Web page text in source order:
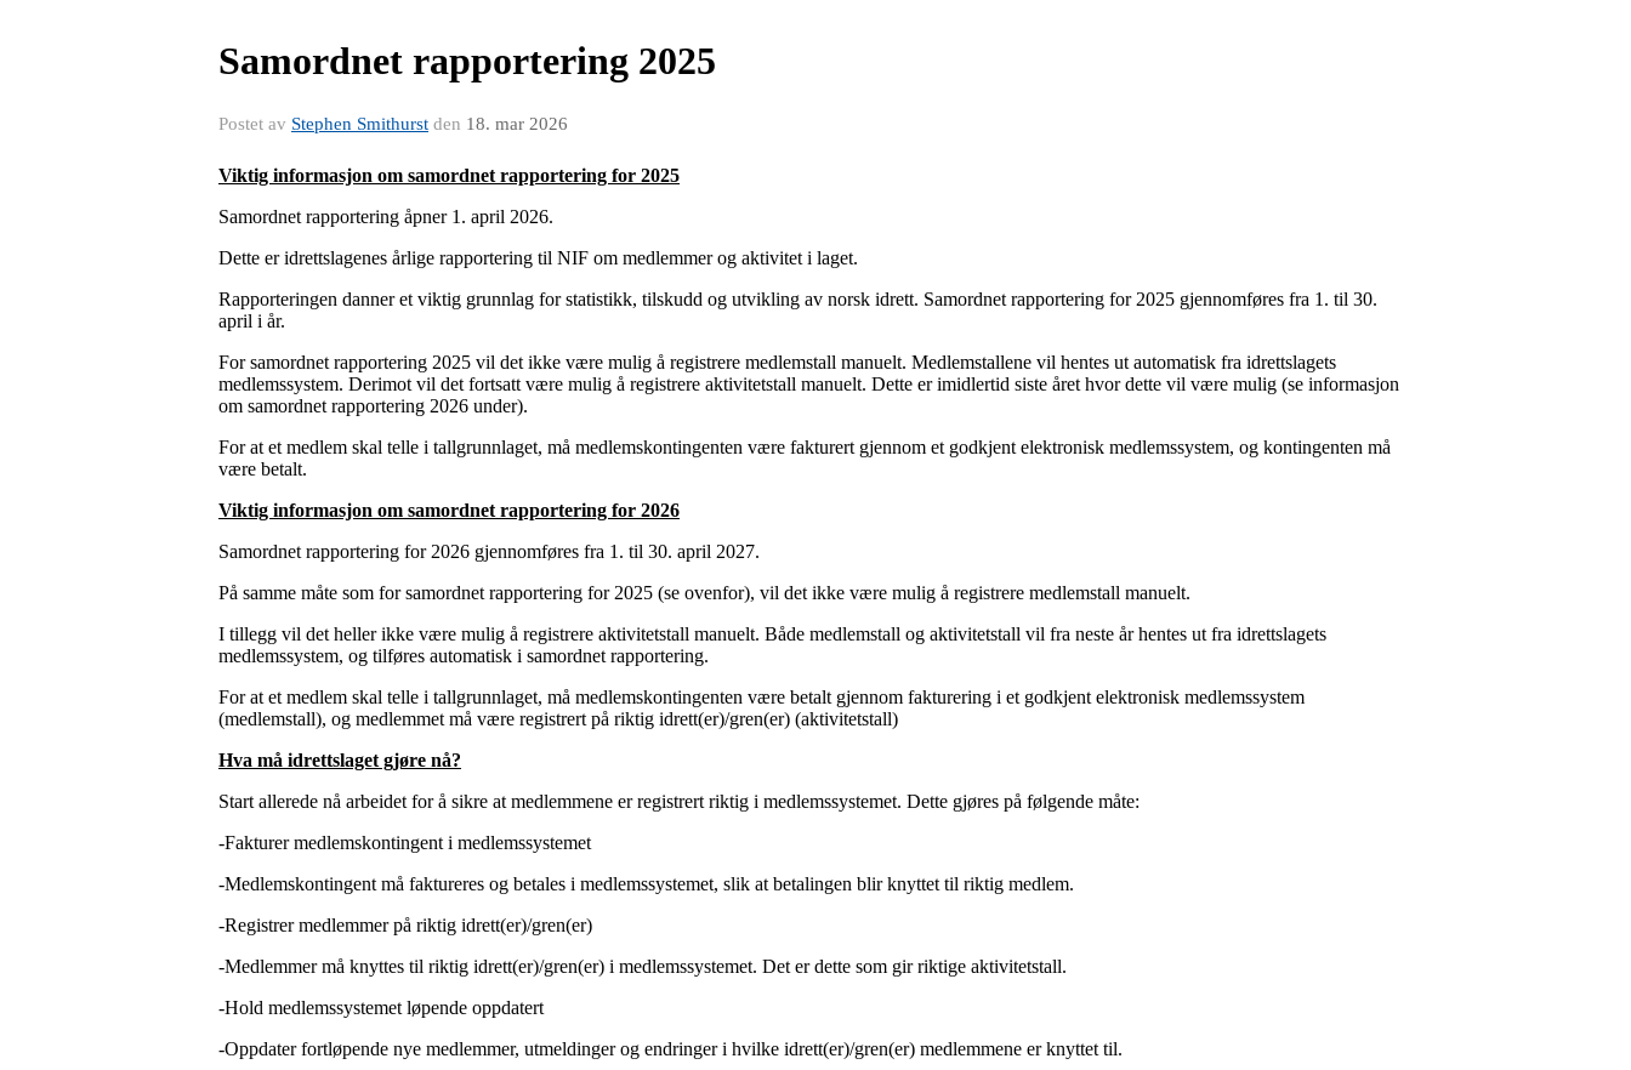
Samordnet rapportering 2025
Postet av Stephen Smithurst den 18. mar 2026
Viktig informasjon om samordnet rapportering for 2025
Samordnet rapportering åpner 1. april 2026.
Dette er idrettslagenes årlige rapportering til NIF om medlemmer og aktivitet i laget.
Rapporteringen danner et viktig grunnlag for statistikk, tilskudd og utvikling av norsk idrett. Samordnet rapportering for 2025 gjennomføres fra 1. til 30.
april i år.
For samordnet rapportering 2025 vil det ikke være mulig å registrere medlemstall manuelt. Medlemstallene vil hentes ut automatisk fra idrettslagets
medlemssystem. Derimot vil det fortsatt være mulig å registrere aktivitetstall manuelt. Dette er imidlertid siste året hvor dette vil være mulig (se informasjon
om samordnet rapportering 2026 under).
For at et medlem skal telle i tallgrunnlaget, må medlemskontingenten være fakturert gjennom et godkjent elektronisk medlemssystem, og kontingenten må
være betalt.
Viktig informasjon om samordnet rapportering for 2026
Samordnet rapportering for 2026 gjennomføres fra 1. til 30. april 2027.
På samme måte som for samordnet rapportering for 2025 (se ovenfor), vil det ikke være mulig å registrere medlemstall manuelt.
I tillegg vil det heller ikke være mulig å registrere aktivitetstall manuelt. Både medlemstall og aktivitetstall vil fra neste år hentes ut fra idrettslagets
medlemssystem, og tilføres automatisk i samordnet rapportering.
For at et medlem skal telle i tallgrunnlaget, må medlemskontingenten være betalt gjennom fakturering i et godkjent elektronisk medlemssystem
(medlemstall), og medlemmet må være registrert på riktig idrett(er)/gren(er) (aktivitetstall)
Hva må idrettslaget gjøre nå?
Start allerede nå arbeidet for å sikre at medlemmene er registrert riktig i medlemssystemet. Dette gjøres på følgende måte:
-Fakturer medlemskontingent i medlemssystemet
-Medlemskontingent må faktureres og betales i medlemssystemet, slik at betalingen blir knyttet til riktig medlem.
-Registrer medlemmer på riktig idrett(er)/gren(er)
-Medlemmer må knyttes til riktig idrett(er)/gren(er) i medlemssystemet. Det er dette som gir riktige aktivitetstall.
-Hold medlemssystemet løpende oppdatert
-Oppdater fortløpende nye medlemmer, utmeldinger og endringer i hvilke idrett(er)/gren(er) medlemmene er knyttet til.